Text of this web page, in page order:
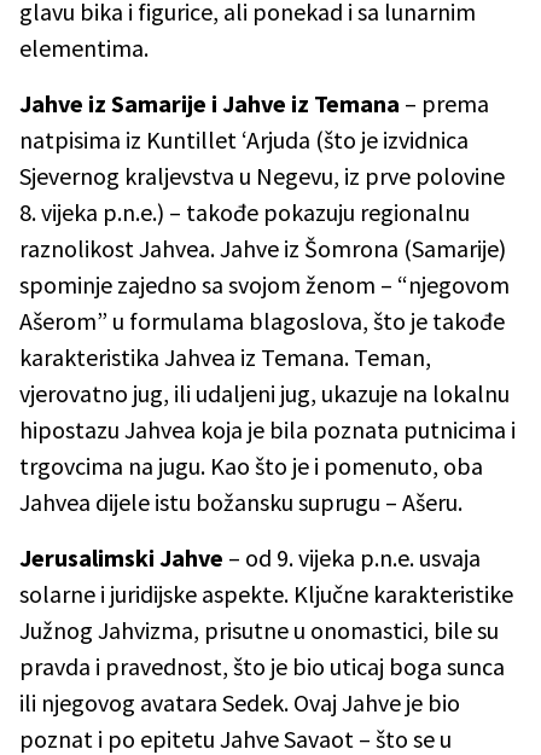
glavu bika i figurice, ali ponekad i sa lunarnim
elementima.
Jahve iz Samarije i Jahve iz Temana – prema
natpisima iz Kuntillet ‘Arjuda (što je izvidnica
Sjevernog kraljevstva u Negevu, iz prve polovine
8. vijeka p.n.e.) – takođe pokazuju regionalnu
raznolikost Jahvea. Jahve iz Šomrona (Samarije)
spominje zajedno sa svojom ženom – “njegovom
Ašerom” u formulama blagoslova, što je takođe
karakteristika Jahvea iz Temana. Teman,
vjerovatno jug, ili udaljeni jug, ukazuje na lokalnu
hipostazu Jahvea koja je bila poznata putnicima i
trgovcima na jugu. Kao što je i pomenuto, oba
Jahvea dijele istu božansku suprugu – Ašeru.
Jerusalimski Jahve – od 9. vijeka p.n.e. usvaja
solarne i juridijske aspekte. Ključne karakteristike
Južnog Jahvizma, prisutne u onomastici, bile su
pravda i pravednost, što je bio uticaj boga sunca
ili njegovog avatara Sedek. Ovaj Jahve je bio
poznat i po epitetu Jahve Savaot – što se u